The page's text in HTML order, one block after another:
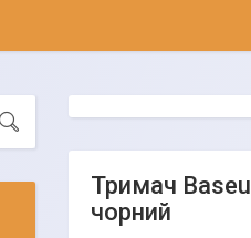
Тримач
чорний